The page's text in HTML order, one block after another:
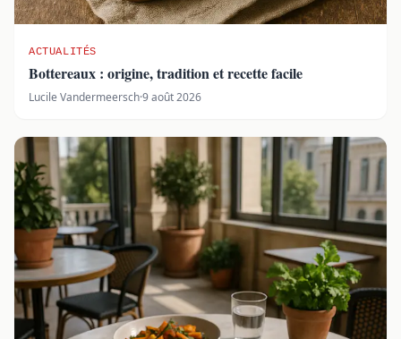
ACTUALITÉS
Bottereaux : origine, tradition et recette facile
Lucile Vandermeersch·9 août 2026